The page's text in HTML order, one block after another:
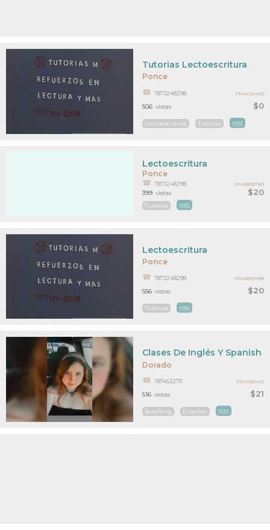
Ponce
$0
Tutorias Lectoescritura
7873248298
Lectoescritura Tutorias MAS
506 vistas
PR44124402
Ponce
$20
Lectoescritura
7873248298
Tutorias MAS
399 vistas
PR43833789
Ponce
$20
Lectoescritura
7873248298
Tutorias MAS
556 vistas
PR43833788
Dorado
$21
Clases De Inglés Y Spanish
7874532711
Teaching Enseñar MAS
516 vistas
PR41330410